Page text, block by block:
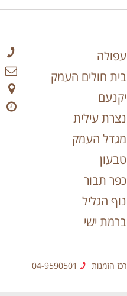
חולים העמק
עילית
מגדל העמק
תבור
הגליל
ישי
הזמנות